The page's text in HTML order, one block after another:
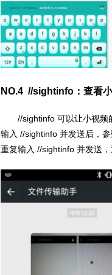
NO.4 //sightinfo：查看
//sightinfo 可以让小视频
输入 //sightinfo 并发送后，
重复输入 //sightinfo 并发送，